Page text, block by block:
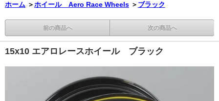
ホーム ＞ホイール Aero Race Wheels ＞ ブラック
前の商品へ 次の商品へ
15x10 エアロレースホイール ブラック